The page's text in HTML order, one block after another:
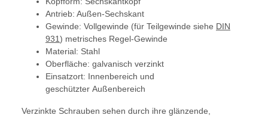
Antrieb: Außen-Sechskant
Gewinde: Vollgewinde (für Teilgewinde siehe DIN
931) metrisches Regel-Gewinde
Material: Stahl
Oberfläche: galvanisch verzinkt
Einsatzort: Innenbereich und
geschützter Außenbereich
Verzinkte Schrauben sehen durch ihre glänzende,